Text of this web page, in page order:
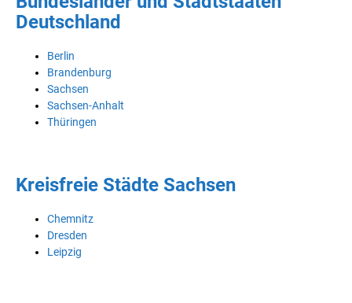
Deutschland
Berlin
Brandenburg
Sachsen
Sachsen-Anhalt
Thüringen
Kreisfreie Städte Sachsen
Chemnitz
Dresden
Leipzig